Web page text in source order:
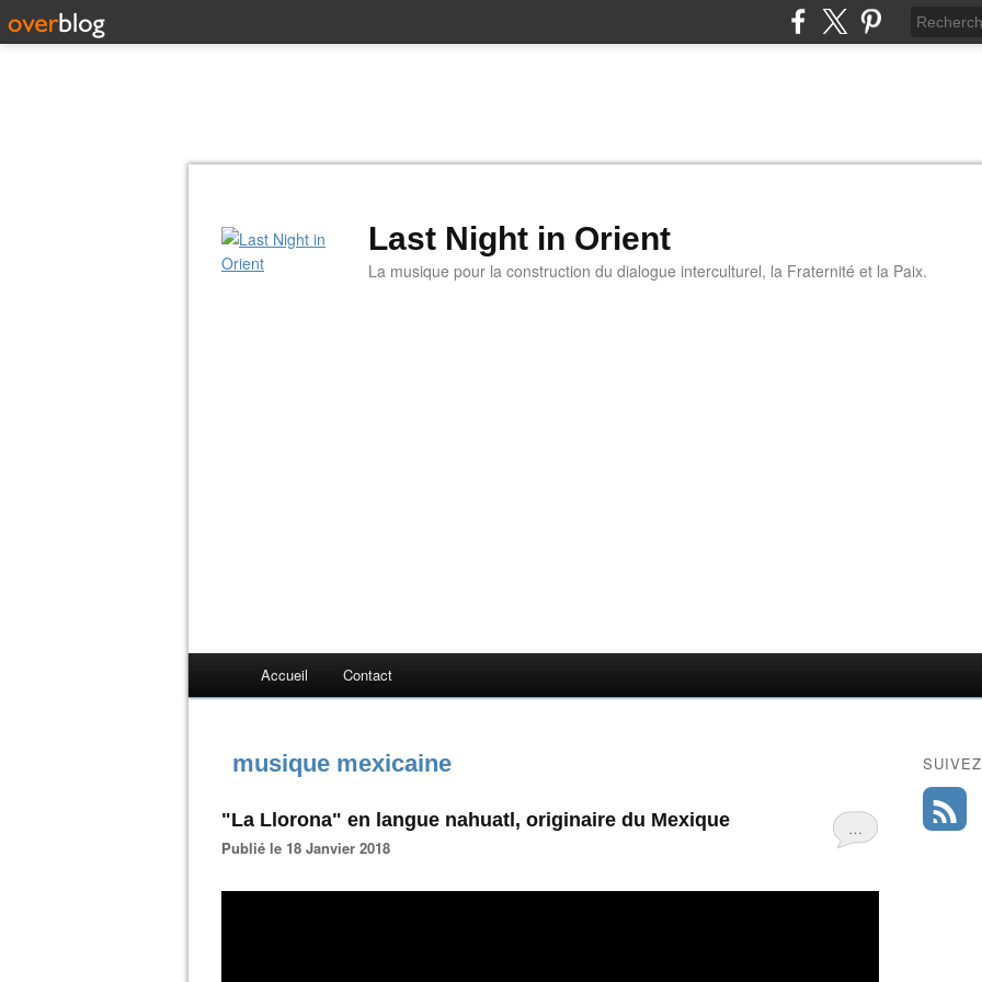
Last Night in Orient
La musique pour la construction du dialogue interculturel, la Fraternité et la Paix.
Accueil Contact
musique mexicaine
…
"La Llorona" en langue nahuatl, originaire du Mexique
Publié le 18 Janvier 2018